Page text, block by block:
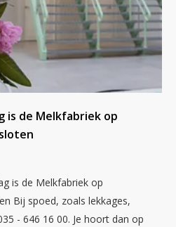
is de Melkfabriek op
is de Melkfabriek op
Bij spoed, zoals lekkages,
- 646 16 00. Je hoort dan op